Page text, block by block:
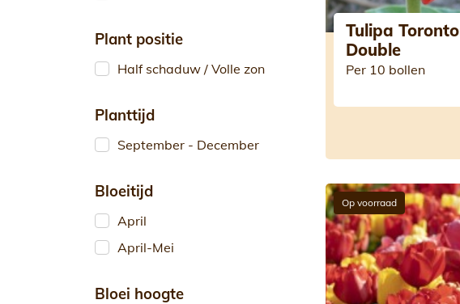
Plant positie
Half schaduw / Volle zon
Planttijd
September - December
Bloeitijd
April
April-Mei
Bloei hoogte
Tulipa Toronto
Double
Per 10 bollen
Op voorraad